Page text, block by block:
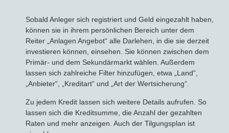
Sobald Anleger sich registriert und Geld eingezahlt haben,
können sie in ihrem persönlichen Bereich unter dem
Reiter „Anlagen Angebot“ alle Darlehen, in die sie derzeit
investieren können, einsehen. Sie können zwischen dem
Primär- und dem Sekundärmarkt wählen. Außerdem
lassen sich zahlreiche Filter hinzufügen, etwa „Land“,
„Anbieter“, „Kreditart“ und „Art der Wertsicherung“.
Zu jedem Kredit lassen sich weitere Details aufrufen. So
lassen sich die Kreditsumme, die Anzahl der gezahlten
Raten und mehr anzeigen. Auch der Tilgungsplan ist